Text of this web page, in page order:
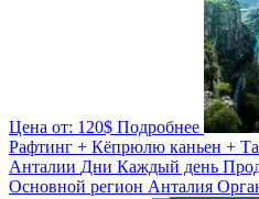
Цена от: 120$ Подробнее
Рафтинг + Кёпрюлю каньен +
Анталии Дни Каждый день
Основной регион Анталия